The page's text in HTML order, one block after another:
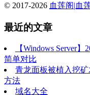
© 2017-2026 血莲阁|血
最近的文章
【Windows Server
简单对比
青龙面板被植入挖矿
方法
域名大全